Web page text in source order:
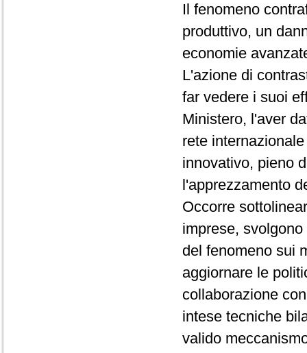
Il fenomeno
produttivo, un
economie
L'azione di
far vedere i suoi
Ministero, l'aver
rete
innovativo, pieno
l'apprezzamento
Occorre
imprese,
del fenomeno sui
aggiornare le
collaborazione
intese tecniche
valido